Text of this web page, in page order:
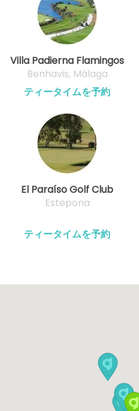
Villa Padierna Flamingos
Benhavis, Málaga
ティータイムを予約
El Paraíso Golf Club
Estepona
ティータイムを予約